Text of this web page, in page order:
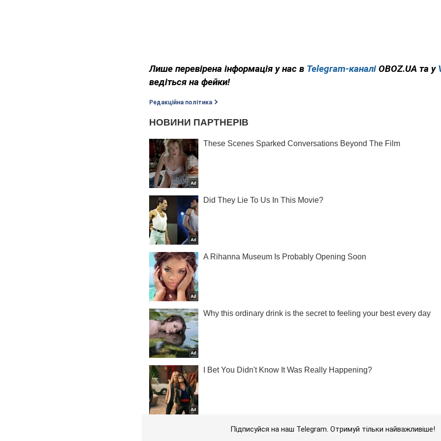
Лише перевірена інформація у нас в Telegram-каналі OBOZ.UA та у
ведіться на фейки!
Редакційна політика
Підписуйся на наш Telegram. Отримуй тільки найважливіше!